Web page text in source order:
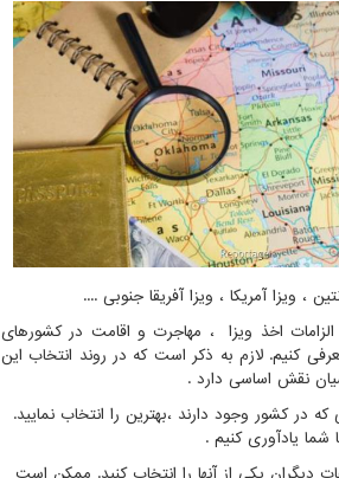
، ویزا آمریکا ، ویزا آفریقا جنوبی ....
اخذ ویزا ، مهاجرت و اقامت در کشورهای
کنیم. لازم به ذکر است که در روند انتخاب این
نقش اساسی دارد .
کشور وجود دارند ،بهترین را انتخاب نمایید.
شما یادآوری کنیم .